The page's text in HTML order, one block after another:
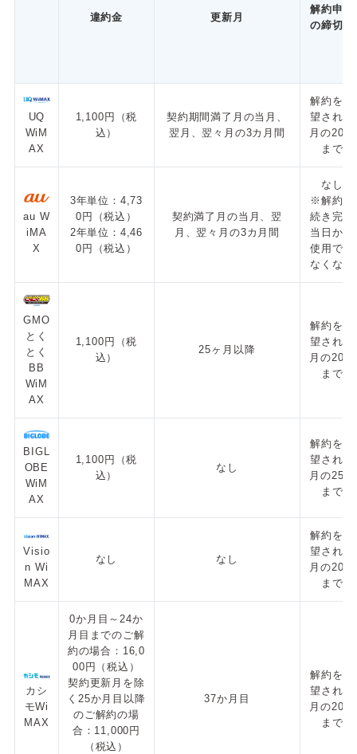
違約金 更新月
解約申請
の締切日
UQ
WiM
AX
1,100円（税
込）
契約期間満了月の当月、
翌月、翌々月の3カ月間
解約を希
望される
月の20日
まで
au W
iMA
X
3年単位：4,73
0円（税込）
2年単位：4,46
0円（税込）
契約満了月の当月、翌
月、翌々月の3カ月間
なし
※解約手
続き完了
当日から
使用でき
なくなる
GMO
とく
とく
BB
WiM
AX
1,100円（税
込）
25ヶ月以降
解約を希
望される
月の20日
まで
BIGL
OBE
WiM
AX
1,100円（税
込）
なし
解約を希
望される
月の25日
まで
Visio
n Wi
MAX
なし なし
解約を希
望される
月の20日
まで
カシ
モWi
MAX
0か月目～24か
月目までのご解
約の場合：16,0
00円（税込）
契約更新月を除
く25か月目以降
のご解約の場
合：11,000円
（税込）
37か月目
解約を希
望される
月の20日
まで